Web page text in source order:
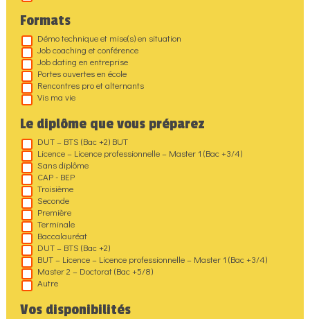
Formats
Démo technique et mise(s) en situation
Job coaching et conférence
Job dating en entreprise
Portes ouvertes en école
Rencontres pro et alternants
Vis ma vie
Le diplôme que vous préparez
DUT – BTS (Bac +2) BUT
Licence – Licence professionnelle – Master 1 (Bac +3/4)
Sans diplôme
CAP - BEP
Troisième
Seconde
Première
Terminale
Baccalauréat
DUT – BTS (Bac +2)
BUT – Licence – Licence professionnelle – Master 1 (Bac +3/4)
Master 2 – Doctorat (Bac +5/8)
Autre
Vos disponibilités